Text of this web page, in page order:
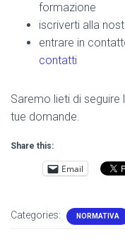
formazione
iscriverti alla
entrare in
contatti
Saremo lieti di
tue domande.
Share this:
Email
Categories: NORMATIVA